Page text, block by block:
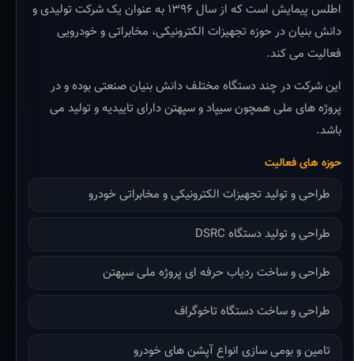
اطلس پیمایش است که از سال ۱۳۹۶ به عنوان یک شرکت تولیدی و
دانش بنیان در حوزه تجهیزات الکترونیکی، مخابراتی و خودرویی
فعالیت می کند.
این شرکت در چند دستگاه مختلف دانش بنیان صنعتی بوده و در
پروژه های ملی همچون سیپاد و سپهتن دارای تاییدیه و تولید می
باشد.
حوزه های فعالیت
طراحی و تولید تجهیزات الکترونیکی و مخابراتی خودرو
طراحی و تولید دستگاه DSRC
طراحی و ساخت ردیاب حرفه ای پروژه ملی سپهتن
طراحی و ساخت دستگاه تاخوگراف
تامین و بومی سازی انواع آپشن های خودرو